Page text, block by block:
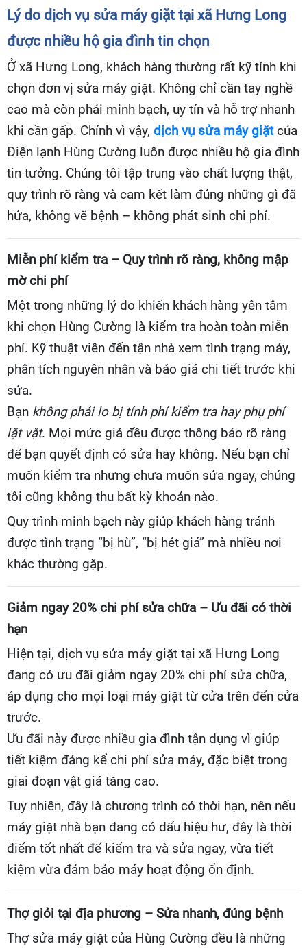
Lý do dịch vụ sửa máy giặt tại xã Hưng Long
được nhiều hộ gia đình tin chọn
Ở xã Hưng Long, khách hàng thường rất kỹ tính khi
chọn đơn vị sửa máy giặt. Không chỉ cần tay nghề
cao mà còn phải minh bạch, uy tín và hỗ trợ nhanh
khi cần gấp. Chính vì vậy, dịch vụ sửa máy giặtcủa
Điện lạnh Hùng Cường luôn được nhiều hộ gia đình
tin tưởng. Chúng tôi tập trung vào chất lượng thật,
quy trình rõ ràng và cam kết làm đúng những gì đã
hứa, không vẽ bệnh – không phát sinh chi phí.
Miễn phí kiểm tra – Quy trình rõ ràng, không mập
mờ chi phí
Một trong những lý do khiến khách hàng yên tâm
khi chọn Hùng Cường là kiểm tra hoàn toàn miễn
phí. Kỹ thuật viên đến tận nhà xem tình trạng máy,
phân tích nguyên nhân và báo giá chi tiết trước khi
sửa.
Bạn không phải lo bị tính phí kiểm tra hay phụ phí
lặt vặt. Mọi mức giá đều được thông báo rõ ràng
để bạn quyết định có sửa hay không. Nếu bạn chỉ
muốn kiểm tra nhưng chưa muốn sửa ngay, chúng
tôi cũng không thu bất kỳ khoản nào.
Quy trình minh bạch này giúp khách hàng tránh
được tình trạng “bị hù”, “bị hét giá” mà nhiều nơi
khác thường gặp.
Giảm ngay 20% chi phí sửa chữa – Ưu đãi có thời
hạn
Hiện tại, dịch vụ sửa máy giặt tại xã Hưng Long
đang có ưu đãi giảm ngay 20% chi phí sửa chữa,
áp dụng cho mọi loại máy giặt từ cửa trên đến cửa
trước.
Ưu đãi này được nhiều gia đình tận dụng vì giúp
tiết kiệm đáng kể chi phí sửa máy, đặc biệt trong
giai đoạn vật giá tăng cao.
Tuy nhiên, đây là chương trình có thời hạn, nên nếu
máy giặt nhà bạn đang có dấu hiệu hư, đây là thời
điểm tốt nhất để kiểm tra và sửa ngay, vừa tiết
kiệm vừa đảm bảo máy hoạt động ổn định.
Thợ giỏi tại địa phương – Sửa nhanh, đúng bệnh
Thợ sửa máy giặt của Hùng Cường đều là những